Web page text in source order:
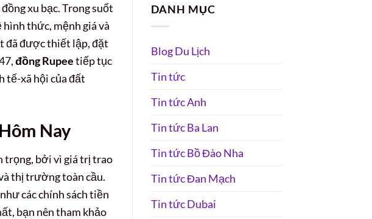
xu bạc. Trong suốt
thức, mệnh giá và
đã được thiết lập, đặt
đồng Rupeetiếp tục
tế-xã hội của đất
Hôm Nay
trọng, bởi vì giá trị trao
thị trường toàn cầu.
các chính sách tiền
bạn nên tham khảo
DANH MỤC
Blog Du Lịch
Tin tức
Tin tức Anh
Tin tức Ba Lan
Tin tức Bồ Đào Nha
Tin tức Đan Mạch
Tin tức Dubai